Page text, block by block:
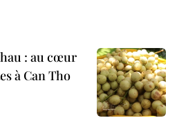
: au cœur
à Can Tho